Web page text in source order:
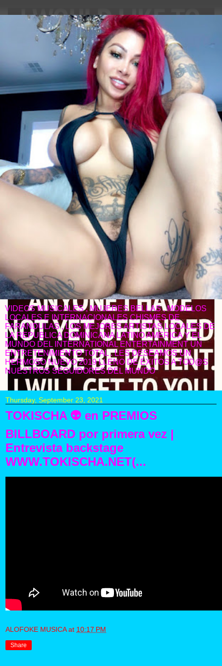
VIDEOS MUSICALES , MUJERES BELLAS , MODELOS
LOCALES E INTERNACIONALES CHISMES DE
FARANDULAS , LOS MEJORES ARTISTAS LOCALES DE
LA REPUBLICA DOMINICANA LATINO AMERICA Y EL
MUNDO DEL INTERNATIONAL ENTERTAINMENT UN
ENTRETENIMIENTO TOTAL . LES DESEAMOS UN
HERMOSO NUEVO 2019 LLENO DE EXITOS A TOD@S
NUESTROS SEGUIDORES DEL MUNDO
Thursday, September 23, 2021
TOKISCHA 👽 en PREMIOS
BILLBOARD por primera vez |
Entrevista backstage
WWW.TOKISCHA.NET(...
ALOFOKE MUSICA at 10:17 PM
Share